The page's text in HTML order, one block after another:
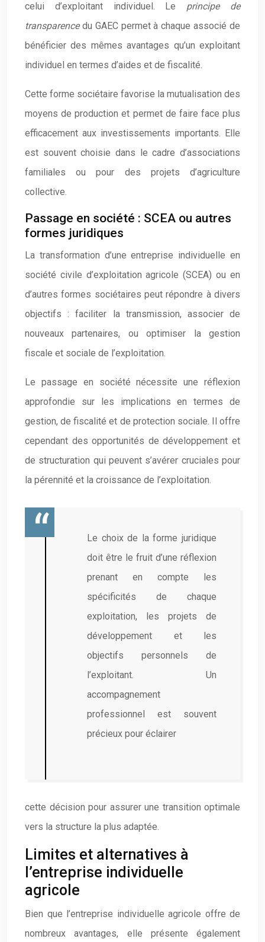
celui d’exploitant individuel. Le principe de
transparencedu GAEC permet à chaque associé de
bénéficier des mêmes avantages qu’un exploitant
individuel en termes d’aides et de fiscalité.
Cette forme sociétaire favorise la mutualisation des
moyens de production et permet de faire face plus
efficacement aux investissements importants. Elle
est souvent choisie dans le cadre d’associations
familiales ou pour des projets d’agriculture
collective.
Passage en société : SCEA ou autres
formes juridiques
La transformation d’une entreprise individuelle en
société civile d’exploitation agricole (SCEA) ou en
d’autres formes sociétaires peut répondre à divers
objectifs : faciliter la transmission, associer de
nouveaux partenaires, ou optimiser la gestion
fiscale et sociale de l’exploitation.
Le passage en société nécessite une réflexion
approfondie sur les implications en termes de
gestion, de fiscalité et de protection sociale. Il offre
cependant des opportunités de développement et
de structuration qui peuvent s’avérer cruciales pour
la pérennité et la croissance de l’exploitation.
Le choix de la forme juridique
doit être le fruit d’une réflexion
prenant en compte les
spécificités de chaque
exploitation, les projets de
développement et les
objectifs personnels de
l’exploitant. Un
accompagnement
professionnel est souvent
précieux pour éclairer
cette décision pour assurer une transition optimale
vers la structure la plus adaptée.
Limites et alternatives à
l’entreprise individuelle
agricole
Bien que l’entreprise individuelle agricole offre de
nombreux avantages, elle présente également